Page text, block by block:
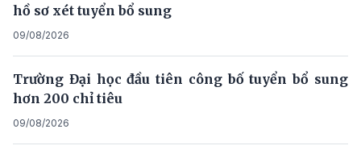
hồ sơ xét tuyển bổ sung
09/08/2026
Trường Đại học đầu tiên công bố tuyển bổ sung
hơn 200 chỉ tiêu
09/08/2026